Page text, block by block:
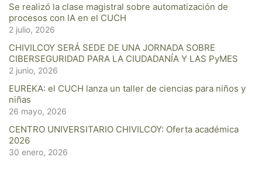
Se realizó la clase magistral sobre automatización de
procesos con IA en el CUCH
2 julio, 2026
CHIVILCOY SERÁ SEDE DE UNA JORNADA SOBRE
CIBERSEGURIDAD PARA LA CIUDADANÍA Y LAS PyMES
2 junio, 2026
EUREKA: el CUCH lanza un taller de ciencias para niños y
niñas
26 mayo, 2026
CENTRO UNIVERSITARIO CHIVILCOY: Oferta académica
2026
30 enero, 2026